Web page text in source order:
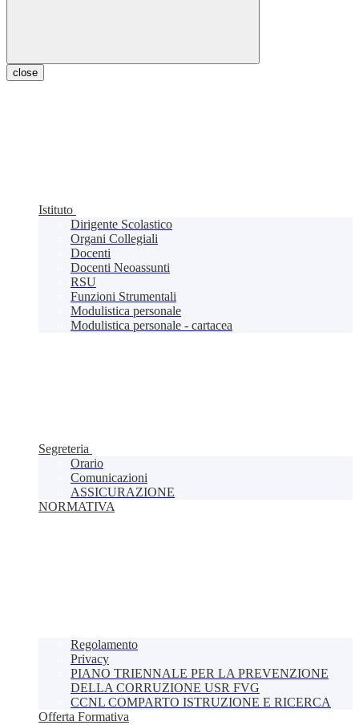
close
Istituto
Dirigente Scolastico
Organi Collegiali
Docenti
Docenti Neoassunti
RSU
Funzioni Strumentali
Modulistica personale
Modulistica personale - cartacea
Segreteria
Orario
Comunicazioni
ASSICURAZIONE
NORMATIVA
Regolamento
Privacy
PIANO TRIENNALE PER LA PREVENZIONE
DELLA CORRUZIONE USR FVG
CCNL COMPARTO ISTRUZIONE E RICERCA
Offerta Formativa